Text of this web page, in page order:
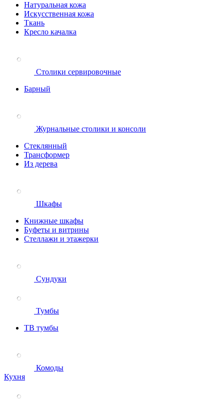
Натуральная кожа
Искусственная кожа
Ткань
Кресло качалка
Столики сервировочные
Барный
Журнальные столики и консоли
Стеклянный
Трансформер
Из дерева
Шкафы
Книжные шкафы
Буфеты и витрины
Стеллажи и этажерки
Сундуки
Тумбы
ТВ тумбы
Комоды
Кухня